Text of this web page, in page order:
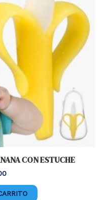
CON ESTUCHE